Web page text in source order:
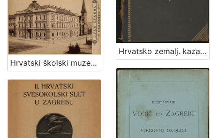
Hrvatski školski muzej / Ivan Standl
Hrvatsko zemalj. kazalište u Zagrebu.